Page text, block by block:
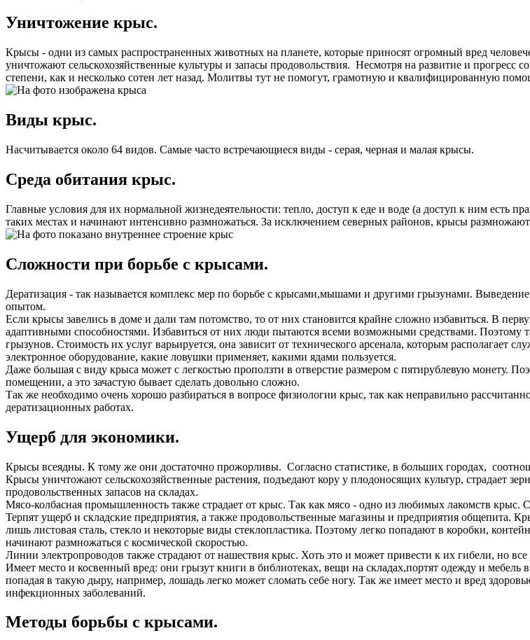
Уничтожение крыс.
Крысы - одни из самых распространенных животных на планете, которые приносят огромный вред
уничтожают сельскохозяйственные культуры и запасы продовольствия. Несмотря на развитие и
степени, как и несколько сотен лет назад. Молитвы тут не помогут, грамотную и квалифицированную
Виды крыс.
Насчитывается около 64 видов. Самые часто встречающиеся виды - серая, черная и малая крысы.
Среда обитания крыс.
Главные условия для их нормальной жизнедеятельности: тепло, доступ к еде и воде (а доступ к ним
таких местах и начинают интенсивно размножаться. За исключением северных районов, крысы
Сложности при борьбе с крысами.
Дератизация - так называется комплекс мер по борьбе с крысами,мышами и другими грызунами.
опытом.
Если крысы завелись в доме и дали там потомство, то от них становится крайне сложно избавиться. В
адаптивными способностями. Избавиться от них люди пытаются всеми возможными средствами.
грызунов. Стоимость их услуг варьируется, она зависит от технического арсенала, которым располагает
электронное оборудование, какие ловушки применяет, какими ядами пользуется.
Даже большая с виду крыса может с легкостью проползти в отверстие размером с пятирублевую монету.
помещении, а это зачастую бывает сделать довольно сложно.
Так же необходимо очень хорошо разбираться в вопросе физиологии крыс, так как неправильно
дератизационных работах.
Ущерб для экономики.
Крысы всеядны. К тому же они достаточно прожорливы. Согласно статистике, в больших городах,
Крысы уничтожают сельскохозяйственные растения, подъедают кору у плодоносящих культур, страдает
продовольственных запасов на складах.
Мясо-колбасная промышленность также страдает от крыс. Так как мясо - одно из любимых лакомств крыс.
Терпят ущерб и складские предприятия, а также продовольственные магазины и предприятия общепита.
лишь листовая сталь, стекло и некоторые виды стеклопластика. Поэтому легко попадают в коробки,
начинают размножаться с космической скоростью.
Линии электропроводов также страдают от нашествия крыс. Хоть это и может привести к их гибели, но
Имеет место и косвенный вред: они грызут книги в библиотеках, вещи на складах,портят одежду и
попадая в такую дыру, например, лошадь легко может сломать себе ногу. Так же имеет место и вред
инфекционных заболеваний.
Методы борьбы с крысами.